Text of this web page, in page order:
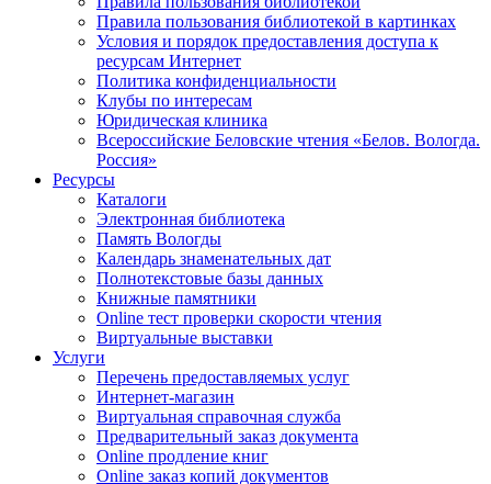
Правила пользования библиотекой в картинках
Условия и порядок предоставления доступа к
ресурсам Интернет
Политика конфиденциальности
Клубы по интересам
Юридическая клиника
Всероссийские Беловские чтения «Белов. Вологда.
Россия»
Ресурсы
Каталоги
Электронная библиотека
Память Вологды
Календарь знаменательных дат
Полнотекстовые базы данных
Книжные памятники
Online тест проверки скорости чтения
Виртуальные выставки
Услуги
Перечень предоставляемых услуг
Интернет-магазин
Виртуальная справочная служба
Предварительный заказ документа
Online продление книг
Online заказ копий документов